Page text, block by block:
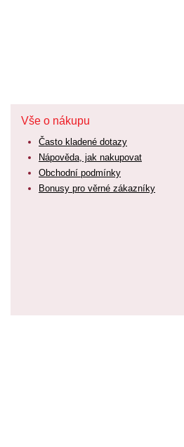
Vše o nákupu
Často kladené dotazy
Nápověda, jak nakupovat
Obchodní podmínky
Bonusy pro věrné zákazníky